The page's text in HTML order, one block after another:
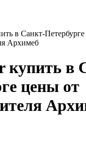
в Санкт-
Архимеб
купить в
цены от